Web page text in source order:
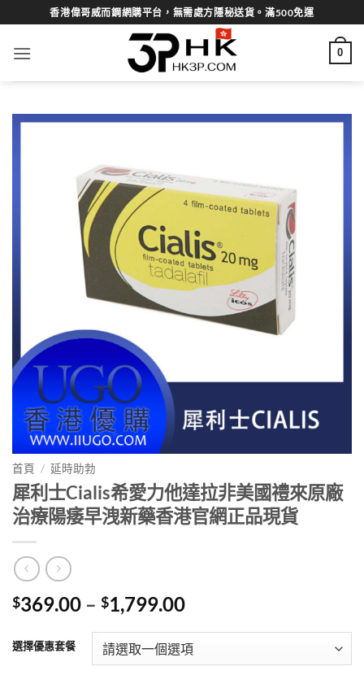
to
content
香港偉哥威而鋼網購平台，無需處方隱秘送貨。滿500免運
0
首頁 / 延時助勃
犀利士Cialis希愛力他達拉非美國禮來原廠
治療陽痿早洩新藥香港官網正品現貨
$369.00 – $1,799.00Price
$369.00
through
選擇優惠套餐